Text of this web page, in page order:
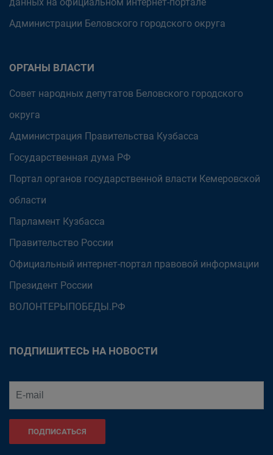
Администрации Беловского городского округа
ОРГАНЫ ВЛАСТИ
Совет народных депутатов Беловского городского
округа
Администрация Правительства Кузбасса
Государственная дума РФ
Портал органов государственной власти Кемеровской
области
Парламент Кузбасса
Правительство России
Официальный интернет-портал правовой информации
Президент России
ВОЛОНТЕРЫПОБЕДЫ.РФ
ПОДПИШИТЕСЬ НА НОВОСТИ
ПОДПИСАТЬСЯ